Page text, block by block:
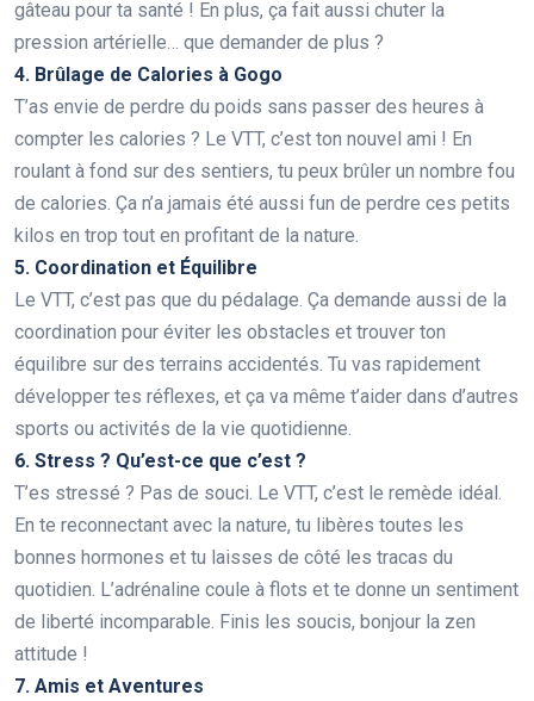
gâteau pour ta santé ! En plus, ça fait aussi chuter la
pression artérielle… que demander de plus ?
4. Brûlage de Calories à Gogo
T’as envie de perdre du poids sans passer des heures à
compter les calories ? Le VTT, c’est ton nouvel ami ! En
roulant à fond sur des sentiers, tu peux brûler un nombre fou
de calories. Ça n’a jamais été aussi fun de perdre ces petits
kilos en trop tout en profitant de la nature.
5. Coordination et Équilibre
Le VTT, c’est pas que du pédalage. Ça demande aussi de la
coordination pour éviter les obstacles et trouver ton
équilibre sur des terrains accidentés. Tu vas rapidement
développer tes réflexes, et ça va même t’aider dans d’autres
sports ou activités de la vie quotidienne.
6. Stress ? Qu’est-ce que c’est ?
T’es stressé ? Pas de souci. Le VTT, c’est le remède idéal.
En te reconnectant avec la nature, tu libères toutes les
bonnes hormones et tu laisses de côté les tracas du
quotidien. L’adrénaline coule à flots et te donne un sentiment
de liberté incomparable. Finis les soucis, bonjour la zen
attitude !
7. Amis et Aventures